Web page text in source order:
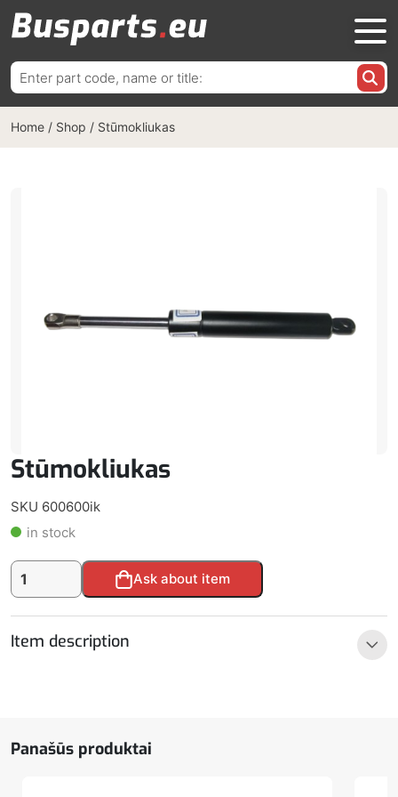
Ieškoti:
Home / Shop / Stūmokliukas
Stūmokliukas
SKU 600600ik
in stock
produkto
kiekis:
Ask about item
Alternative:
Item description
Panašūs produktai